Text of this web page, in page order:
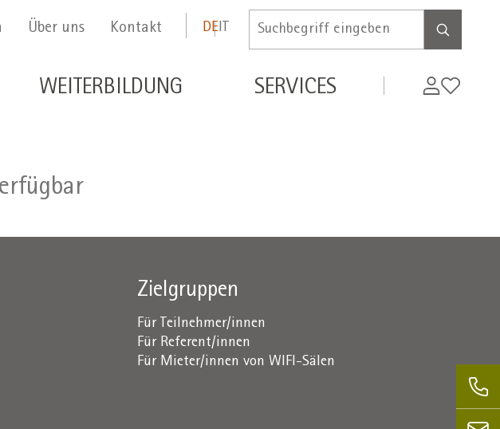
Über uns Kontakt DEIT
Inserire
di
ricerca
de
WEITERBILDUNG SERVICES MyWifi
Zielgruppen
Für Teilnehmer/innen
Für Referent/innen
Für Mieter/innen von WIFI-Sälen